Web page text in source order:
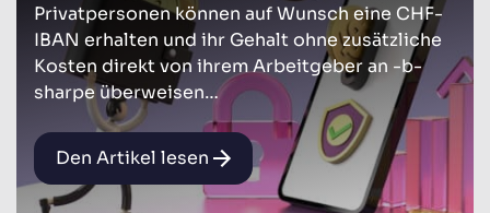
Privatpersonen können auf Wunsch eine CHF-
IBAN erhalten und ihr Gehalt ohne zusätzliche
Kosten direkt von ihrem Arbeitgeber an -b-
sharpe überweisen…
Den Artikel lesen